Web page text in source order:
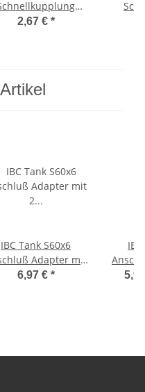
aus Messing
2,67 € *
IBC Tank S60x6
Adapter mit
6,97 € *